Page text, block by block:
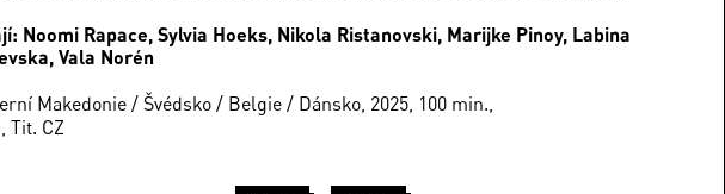
Noomi Rapace, Sylvia Hoeks, Nikola Ristanovski, Marijke Pinoy, Labina
Vala Norén
Makedonie / Švédsko / Belgie / Dánsko, 2025, 100 min.,
Tit. CZ